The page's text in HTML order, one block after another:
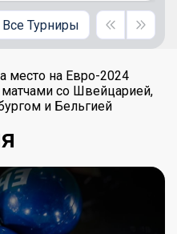
Все Турниры
место на Евро-2024
матчами со Швейцарией,
и Бельгией